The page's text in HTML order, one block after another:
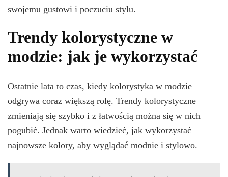
swojemu gustowi i poczuciu stylu.
Trendy kolorystyczne w
modzie: jak je wykorzystać
Ostatnie lata to czas, kiedy kolorystyka w modzie
odgrywa coraz większą rolę. Trendy kolorystyczne
zmieniają się szybko i z łatwością można się w nich
pogubić. Jednak warto wiedzieć, jak wykorzystać
najnowsze kolory, aby wyglądać modnie i stylowo.